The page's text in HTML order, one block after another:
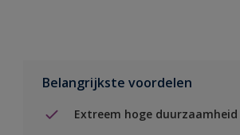
Belangrijkste voordelen
Extreem hoge duurzaamheid